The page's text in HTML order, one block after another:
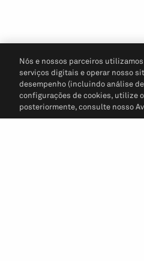
Nós e nossos parceiros
serviços digitais e operar nosso
desempenho (incluindo análise
configurações de cookies, utilize
posteriormente, consulte nosso